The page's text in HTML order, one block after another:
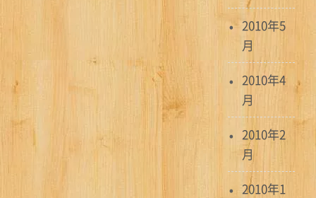
2010年5
月
2010年4
月
2010年2
月
2010年1